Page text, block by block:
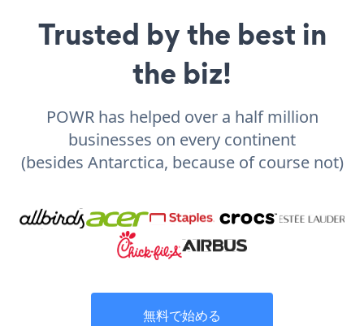
Trusted by the best in
the biz!
POWR has helped over a half million
businesses on every continent
(besides Antarctica, because of course not)
無料で始める